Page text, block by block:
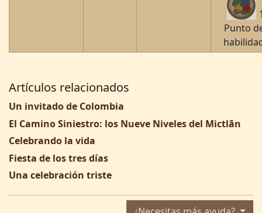
Punto
Artículos relacionados
Un invitado de Colombia
El Camino Siniestro: los Nueve Niveles del Mictlān
Celebrando la vida
Fiesta de los tres días
Una celebración triste